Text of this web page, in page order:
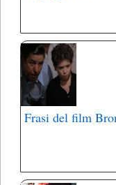
Frasi del film